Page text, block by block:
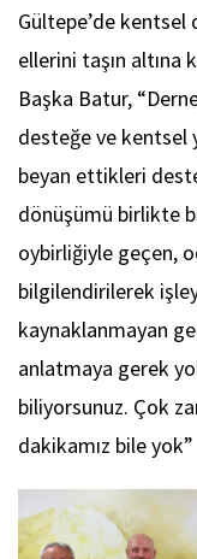
Gültepe’de
ellerini taşın altına
Başka Batur,
desteğe ve kentsel
beyan ettikleri
dönüşümü birlikte
oybirliğiyle geçen,
bilgilendirilerek
kaynaklanmayan
anlatmaya gerek
biliyorsunuz. Çok
dakikamız bile